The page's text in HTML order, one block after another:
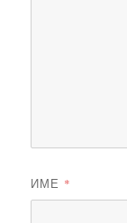
ИМЕ *